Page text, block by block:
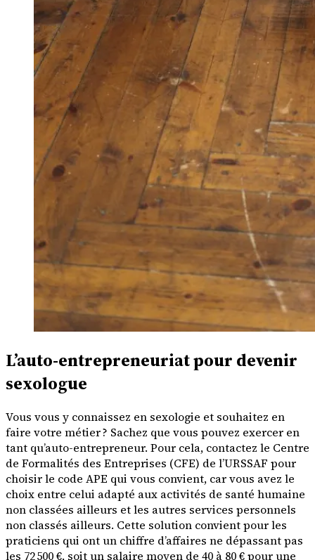
L’auto-entrepreneuriat pour devenir
sexologue
Vous vous y connaissez en sexologie et souhaitez en
faire votre métier ? Sachez que vous pouvez exercer en
tant qu’auto-entrepreneur. Pour cela, contactez le Centre
de Formalités des Entreprises (CFE) de l’URSSAF pour
choisir le code APE qui vous convient, car vous avez le
choix entre celui adapté aux activités de santé humaine
non classées ailleurs et les autres services personnels
non classés ailleurs. Cette solution convient pour les
praticiens qui ont un chiffre d’affaires ne dépassant pas
les 72 500 €, soit un salaire moyen de 40 à 80 € pour une